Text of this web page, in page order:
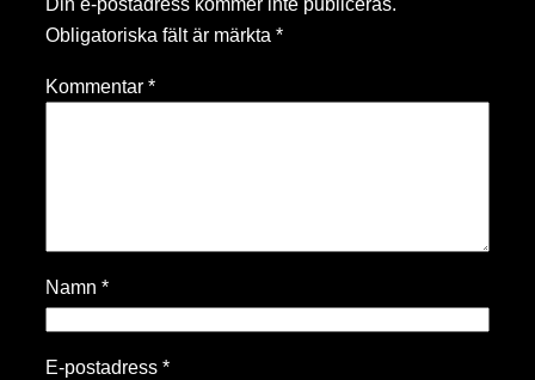
Obligatoriska fält är märkta *
Kommentar *
Namn *
E-postadress *